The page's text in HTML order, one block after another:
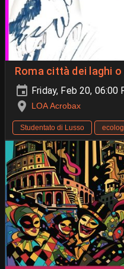
Roma città dei laghi
Friday, Feb 20, 06:00
LOA Acrobax
Studentato di Lusso